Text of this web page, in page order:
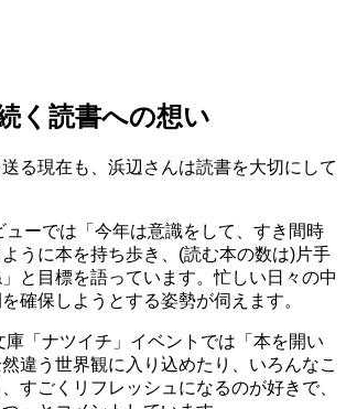
く読書への想い
る現在も、浜辺さんは読書を大切にして
ューでは「今年は意識をして、すき間時
うに本を持ち歩き、(読む本の数は)片手
と目標を語っています。忙しい日々の中
確保しようとする姿勢が伺えます。
庫「ナツイチ」イベントでは「本を開い
違う世界観に入り込めたり、いろんなこ
すごくリフレッシュになるのが好きで、